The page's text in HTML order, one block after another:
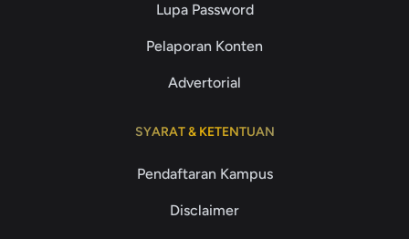
Lupa Password
Pelaporan Konten
Advertorial
SYARAT & KETENTUAN
Pendaftaran Kampus
Disclaimer